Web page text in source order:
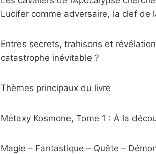
Lucifer comme adversaire, la clef de
Entres secrets, trahisons et
catastrophe inévitable ?
Thèmes principaux du livre
Métaxy Kosmone, Tome 1 : À la
Magie – Fantastique – Quête –